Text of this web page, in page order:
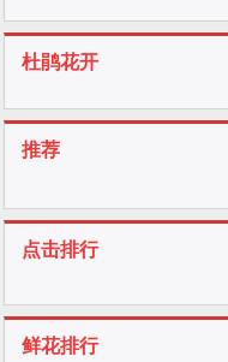
杜鹃花开
推荐
点击排行
鲜花排行